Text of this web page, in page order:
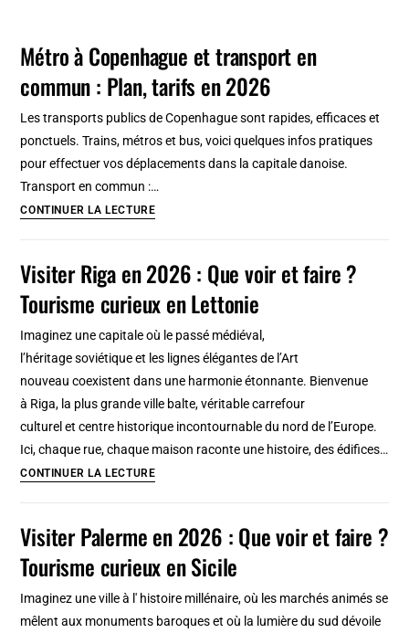
Métro à Copenhague et transport en
commun : Plan, tarifs en 2026
Les transports publics de Copenhague sont rapides, efficaces et
ponctuels. Trains, métros et bus, voici quelques infos pratiques
pour effectuer vos déplacements dans la capitale danoise.
Transport en commun :…
CONTINUER LA LECTUREMétro
et
transport
commun
en
Visiter Riga en 2026 : Que voir et faire ?
Tourisme curieux en Lettonie
Imaginez une capitale où le passé médiéval,
l’héritage soviétique et les lignes élégantes de l’Art
nouveau coexistent dans une harmonie étonnante. Bienvenue
à Riga, la plus grande ville balte, véritable carrefour
culturel et centre historique incontournable du nord de l’Europe.
Ici, chaque rue, chaque maison raconte une histoire, des édifices…
CONTINUER LA LECTUREVisiter
2026
:
Visiter Palerme en 2026 : Que voir et faire ?
Tourisme curieux en Sicile
Imaginez une ville à l' histoire millénaire, où les marchés animés se
mêlent aux monuments baroques et où la lumière du sud dévoile